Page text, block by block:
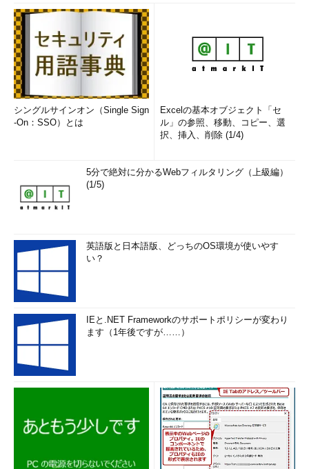
シングルサインオン（Single Sign
-On：SSO）とは
Excelの基本オブジェクト「セ
ル」の参照、移動、コピー、選
択、挿入、削除 (1/4)
5分で絶対に分かるWebフィルタリング（上級編）
(1/5)
英語版と日本語版、どっちのOS環境が使いやす
い？
IEと.NET Frameworkのサポートポリシーが変わり
ます（1年後ですが……）